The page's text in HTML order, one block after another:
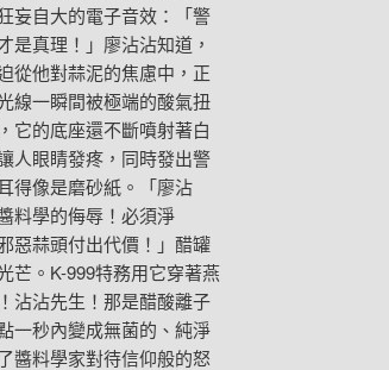
妄自大的電子音效：「警
是真理！」廖沾沾知道，
從他對蒜泥的焦慮中，正
線一瞬間被極端的酸氣扭
它的底座還不斷噴射著白
人眼睛發疼，同時發出警
得像是磨砂紙。「廖沾
料學的侮辱！必須淨
惡蒜頭付出代價！」醋罐
芒。K-999特務用它穿著燕
沾沾先生！那是醋酸離子
一秒內變成無菌的、純淨
醬料學家對待信仰般的怒